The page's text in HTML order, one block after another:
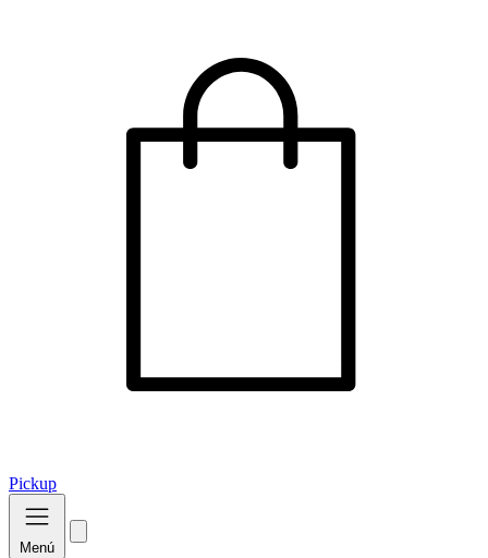
Pickup
Menú